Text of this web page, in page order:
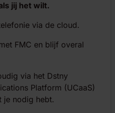
jij het wilt.
via de cloud.
FMC en blijf overal
via het Dstny
Platform (UCaaS)
je nodig hebt.